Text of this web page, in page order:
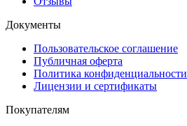
Документы
Пользовательское соглашение
Публичная оферта
Политика конфиденциальности
Лицензии и сертификаты
Покупателям